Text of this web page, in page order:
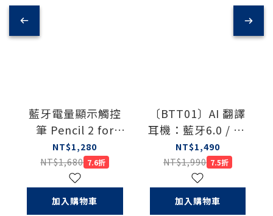
藍牙電量顯示觸控
筆 Pencil 2 for
iPad (磁吸收納/防
誤觸/傾斜感應)
〔RPL2PD26PQ〕
NT$1,280
NT$1,680 7.6折
加入購物車
〔BTT01〕AI 翻譯
耳機：藍牙6.0 / 21
種語言 / 6種翻譯模
式
NT$1,490
NT$1,990 7.5折
加入購物車